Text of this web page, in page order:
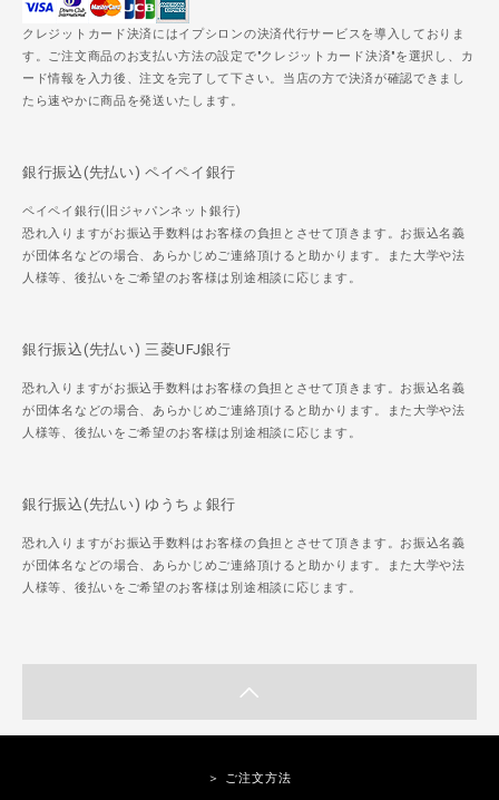
クレジットカード決済にはイプシロンの決済代行サービスを導入しておりま
す。ご注文商品のお支払い方法の設定で"クレジットカード決済"を選択し、カ
ード情報を入力後、注文を完了して下さい。当店の方で決済が確認できまし
たら速やかに商品を発送いたします。
銀行振込(先払い) ペイペイ銀行
ペイペイ銀行(旧ジャパンネット銀行)
恐れ入りますがお振込手数料はお客様の負担とさせて頂きます。お振込名義
が団体名などの場合、あらかじめご連絡頂けると助かります。また大学や法
人様等、後払いをご希望のお客様は別途相談に応じます。
銀行振込(先払い) 三菱UFJ銀行
恐れ入りますがお振込手数料はお客様の負担とさせて頂きます。お振込名義
が団体名などの場合、あらかじめご連絡頂けると助かります。また大学や法
人様等、後払いをご希望のお客様は別途相談に応じます。
銀行振込(先払い) ゆうちょ銀行
恐れ入りますがお振込手数料はお客様の負担とさせて頂きます。お振込名義
が団体名などの場合、あらかじめご連絡頂けると助かります。また大学や法
人様等、後払いをご希望のお客様は別途相談に応じます。
＞ ご注文方法